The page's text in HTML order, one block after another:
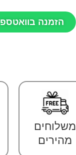
הזמנה בוואטספ
משלוחים
מהירים